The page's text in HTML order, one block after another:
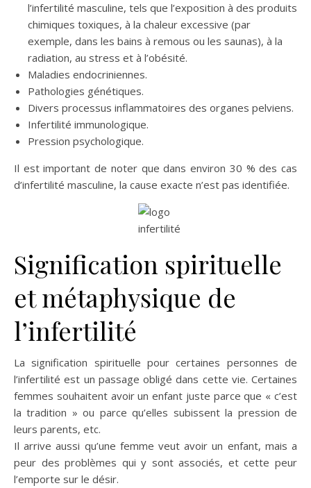
l’infertilité masculine, tels que l’exposition à des produits
chimiques toxiques, à la chaleur excessive (par
exemple, dans les bains à remous ou les saunas), à la
radiation, au stress et à l’obésité.
Maladies endocriniennes.
Pathologies génétiques.
Divers processus inflammatoires des organes pelviens.
Infertilité immunologique.
Pression psychologique.
Il est important de noter que dans environ 30 % des cas
d’infertilité masculine, la cause exacte n’est pas identifiée.
Signification spirituelle
et métaphysique de
l’infertilité
La signification spirituelle pour certaines personnes de
l’infertilité est un passage obligé dans cette vie. Certaines
femmes souhaitent avoir un enfant juste parce que « c’est
la tradition » ou parce qu’elles subissent la pression de
leurs parents, etc.
Il arrive aussi qu’une femme veut avoir un enfant, mais a
peur des problèmes qui y sont associés, et cette peur
l’emporte sur le désir.